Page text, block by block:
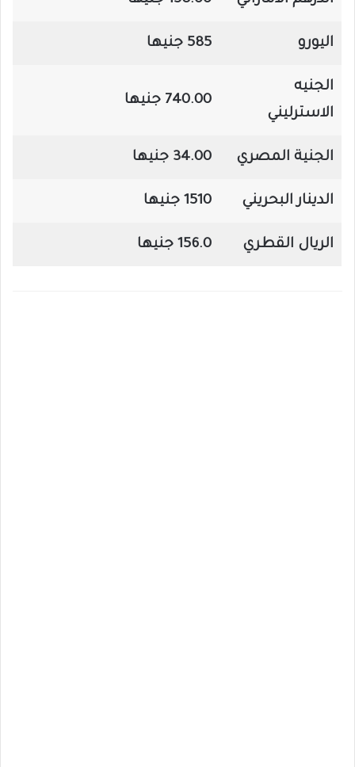
اليورو 585 جنيها
الجنيه
الاسترليني
740.00 جنيها
الجنية المصري 34.00 جنيها
الدينار البحريني 1510 جنيها
الريال القطري 156.0 جنيها